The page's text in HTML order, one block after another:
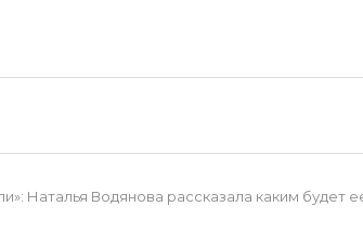
Наталья Водянова рассказала каким будет